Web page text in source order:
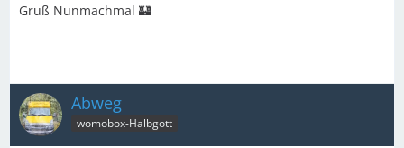
Gruß Nunmachmal 🏰
Abweg
womobox-Halbgott